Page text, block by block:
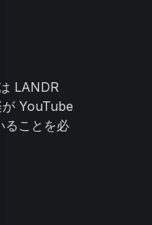
LANDR
YouTube
ことを必